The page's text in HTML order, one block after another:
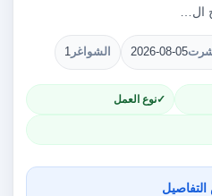
ال…
2026-08-05 الشواغر 1
نوع العمل